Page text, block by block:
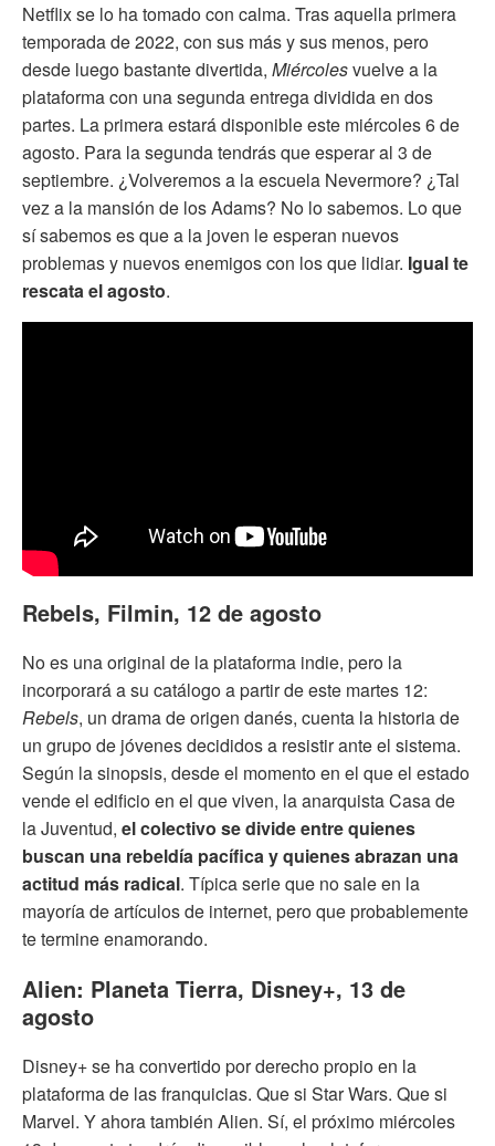
Netflix se lo ha tomado con calma. Tras aquella primera
temporada de 2022, con sus más y sus menos, pero
desde luego bastante divertida, Miércolesvuelve a la
plataforma con una segunda entrega dividida en dos
partes. La primera estará disponible este miércoles 6 de
agosto. Para la segunda tendrás que esperar al 3 de
septiembre. ¿Volveremos a la escuela Nevermore? ¿Tal
vez a la mansión de los Adams? No lo sabemos. Lo que
sí sabemos es que a la joven le esperan nuevos
problemas y nuevos enemigos con los que lidiar. Igual te
rescata el agosto.
Rebels, Filmin, 12 de agosto
No es una original de la plataforma indie, pero la
incorporará a su catálogo a partir de este martes 12:
Rebels, un drama de origen danés, cuenta la historia de
un grupo de jóvenes decididos a resistir ante el sistema.
Según la sinopsis, desde el momento en el que el estado
vende el edificio en el que viven, la anarquista Casa de
la Juventud, el colectivo se divide entre quienes
buscan una rebeldía pacífica y quienes abrazan una
actitud más radical. Típica serie que no sale en la
mayoría de artículos de internet, pero que probablemente
te termine enamorando.
Alien: Planeta Tierra, Disney+, 13 de
agosto
Disney+ se ha convertido por derecho propio en la
plataforma de las franquicias. Que si Star Wars. Que si
Marvel. Y ahora también Alien. Sí, el próximo miércoles